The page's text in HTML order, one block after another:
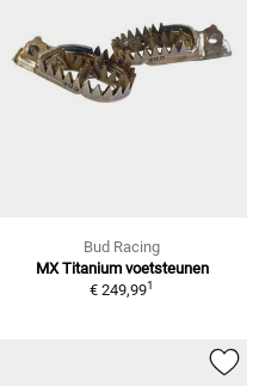
Bud Racing
MX Titanium voetsteunen
€ 249,991